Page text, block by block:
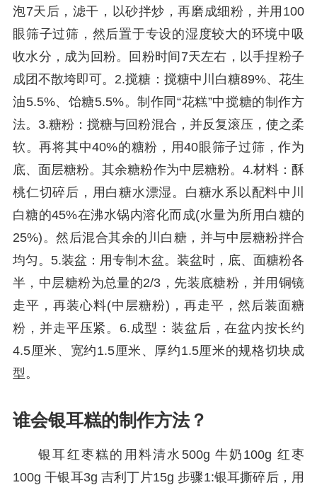
泡7天后，滤干，以砂拌炒，再磨成细粉，并用100
眼筛子过筛，然后置于专设的湿度较大的环境中吸
收水分，成为回粉。回粉时间7天左右，以手捏粉子
成团不散垮即可。2.搅糖：搅糖中川白糖89%、花生
油5.5%、饴糖5.5%。制作同“花糕”中搅糖的制作方
法。3.糖粉：搅糖与回粉混合，并反复滚压，使之柔
软。再将其中40%的糖粉，用40眼筛子过筛，作为
底、面层糖粉。其余糖粉作为中层糖粉。4.材料：酥
桃仁切碎后，用白糖水漂湿。白糖水系以配料中川
白糖的45%在沸水锅内溶化而成(水量为所用白糖的
25%)。然后混合其余的川白糖，并与中层糖粉拌合
均匀。5.装盆：用专制木盆。装盆时，底、面糖粉各
半，中层糖粉为总量的2/3，先装底糖粉，并用铜镜
走平，再装心料(中层糖粉)，再走平，然后装面糖
粉，并走平压紧。6.成型：装盆后，在盆内按长约
4.5厘米、宽约1.5厘米、厚约1.5厘米的规格切块成
型。
谁会银耳糕的制作方法？
银耳红枣糕的用料清水500g 牛奶100g 红枣
100g 干银耳3g 吉利丁片15g 步骤1:银耳撕碎后，用